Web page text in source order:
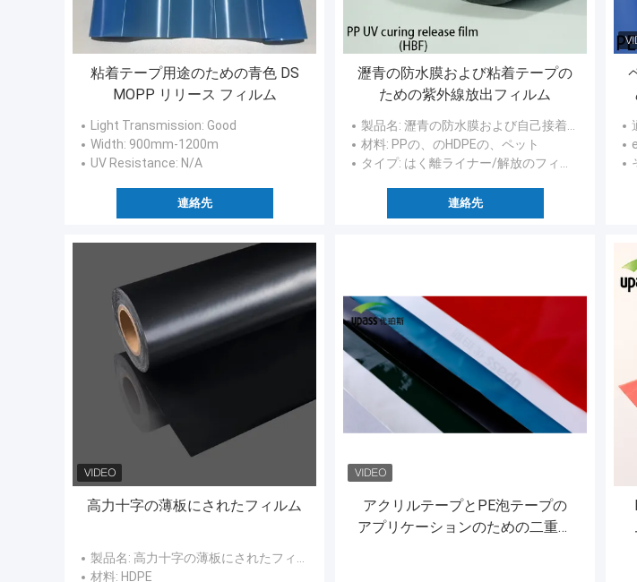
粘着テープ用途のための青色 DS
MOPP リリース フィルム
Light Transmission: Good
Width: 900mm-1200m
UV Resistance: N/A
連絡先
瀝青の防水膜および粘着テープの
ための紫外線放出フィルム
製品名: 瀝青の防水膜および自己接着テープのための紫外線解放のフィルム
材料: PPの、のHDPEの、ペット
タイプ: はく離ライナー/解放のフィルム
連絡先
高力十字の薄板にされたフィルム
製品名: 高力十字の薄板にされたフィルム
材料: HDPE
アクリルテープとPE泡テープの
アプリケーションのための二重シ